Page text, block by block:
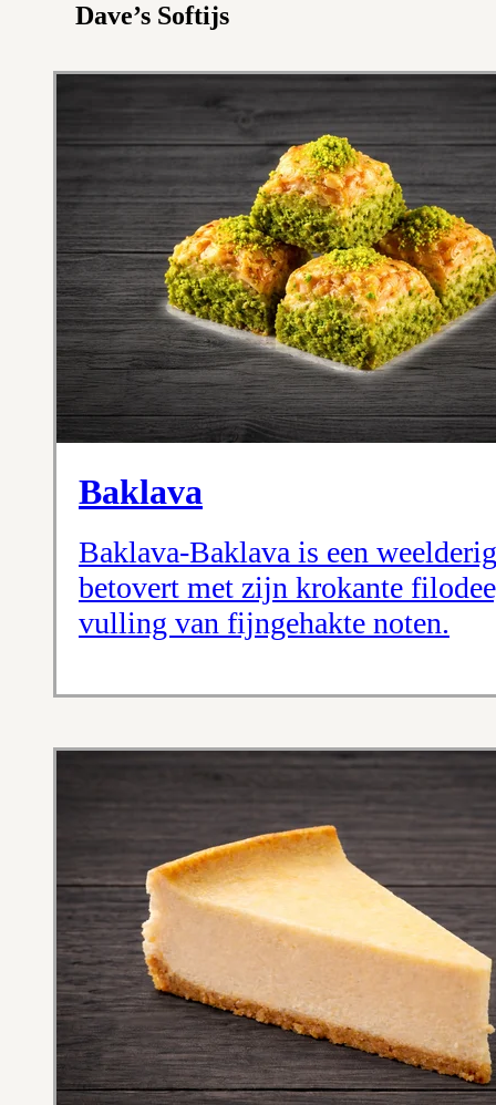
Dave’s Softijs
Baklava
Baklava-Baklava is een
betovert met zijn krokante
vulling van fijngehakte noten.